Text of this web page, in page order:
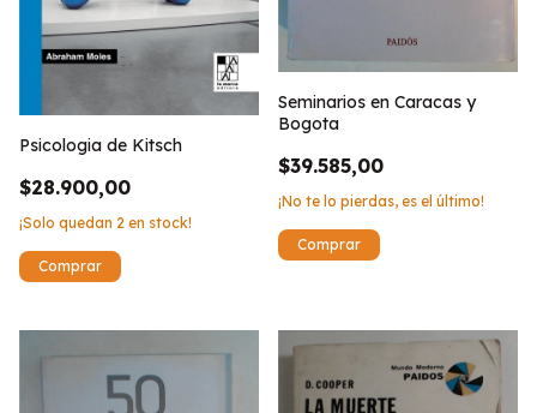
Psicologia de Kitsch
$28.900,00
¡Solo quedan 2 en stock!
Seminarios en Caracas y
Bogota
$39.585,00
¡No te lo pierdas, es el último!